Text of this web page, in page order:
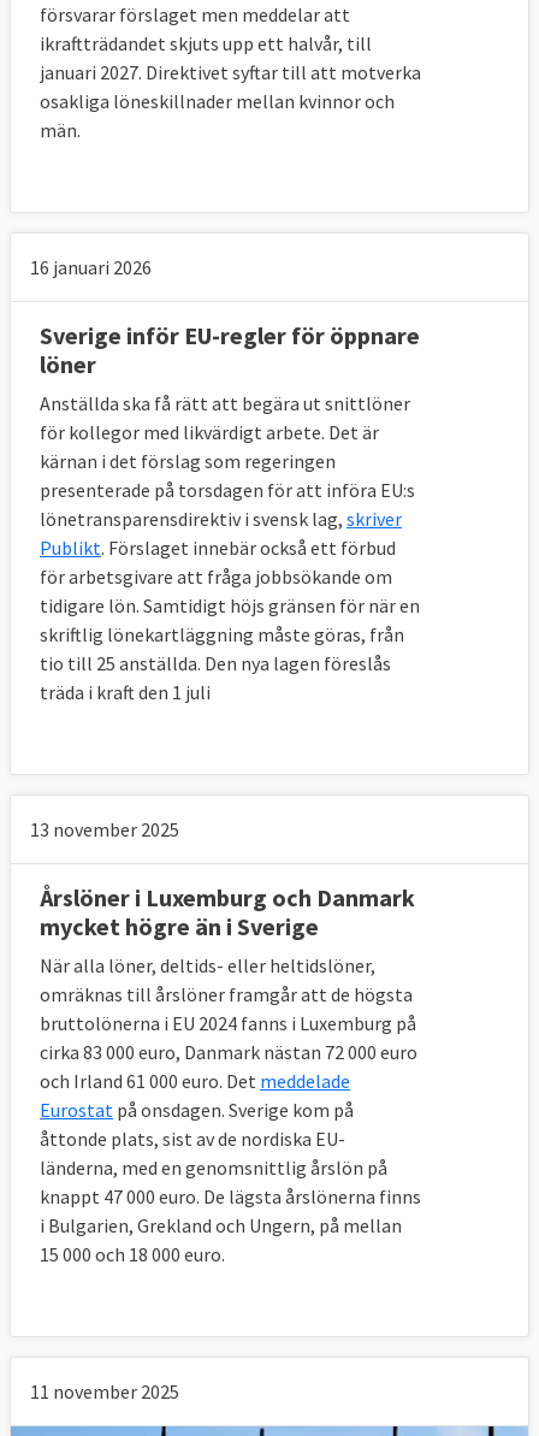
försvarar förslaget men meddelar att
ikraftträdandet skjuts upp ett halvår, till
januari 2027. Direktivet syftar till att motverka
osakliga löneskillnader mellan kvinnor och
män.
16 januari 2026
Sverige inför EU-regler för öppnare
löner
Anställda ska få rätt att begära ut snittlöner
för kollegor med likvärdigt arbete. Det är
kärnan i det förslag som regeringen
presenterade på torsdagen för att införa EU:s
lönetransparensdirektiv i svensk lag, skriver
Publikt. Förslaget innebär också ett förbud
för arbetsgivare att fråga jobbsökande om
tidigare lön. Samtidigt höjs gränsen för när en
skriftlig lönekartläggning måste göras, från
tio till 25 anställda. Den nya lagen föreslås
träda i kraft den 1 juli
13 november 2025
Årslöner i Luxemburg och Danmark
mycket högre än i Sverige
När alla löner, deltids- eller heltidslöner,
omräknas till årslöner framgår att de högsta
bruttolönerna i EU 2024 fanns i Luxemburg på
cirka 83 000 euro, Danmark nästan 72 000 euro
och Irland 61 000 euro. Det meddelade
Eurostat på onsdagen. Sverige kom på
åttonde plats, sist av de nordiska EU-
länderna, med en genomsnittlig årslön på
knappt 47 000 euro. De lägsta årslönerna finns
i Bulgarien, Grekland och Ungern, på mellan
15 000 och 18 000 euro.
11 november 2025